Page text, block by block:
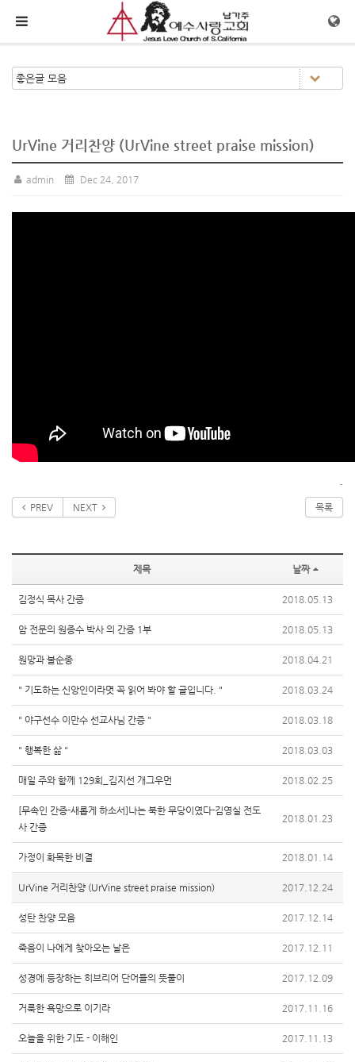
메뉴 건너뛰기
UrVine 거리찬양 (UrVine street praise mission)
admin Dec 24, 2017
.
PREV NEXT 목록
제목 날짜
김정식 목사 간증 2018.05.13
암 전문의 원종수 박사 의 간증 1부 2018.05.13
원망과 불순종 2018.04.21
" 기도하는 신앙인이라몃 꼭 읽어 봐야 할 글입니다. " 2018.03.24
" 야구선수 이만수 선교사님 간증 " 2018.03.18
" 행복한 삶 " 2018.03.03
매일 주와 함께 129회_김지선 개그우먼 2018.02.25
[무속인 간증-새롭게 하소서]나는 북한 무당이였다-김영실 전도
사 간증
2018.01.23
가정이 화목한 비결 2018.01.14
UrVine 거리찬양 (UrVine street praise mission) 2017.12.24
성탄 찬양 모음 2017.12.14
죽음이 나에게 찾아오는 날은 2017.12.11
성경에 등장하는 히브리어 단어들의 뜻풀이 2017.12.09
거룩한 욕망으로 이기라 2017.11.16
오늘을 위한 기도 - 이해인 2017.11.13